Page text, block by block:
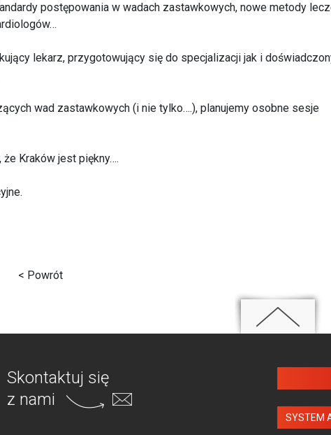
postępowania w wadach zastawkowych, nowe metody
lekarz, przygotowujący się do specjalizacji jak i
wad zastawkowych (i nie tylko….), planujemy osobne sesje
Kraków jest piękny….
< Powrót
Skontaktuj się
z nami
SYSTEM